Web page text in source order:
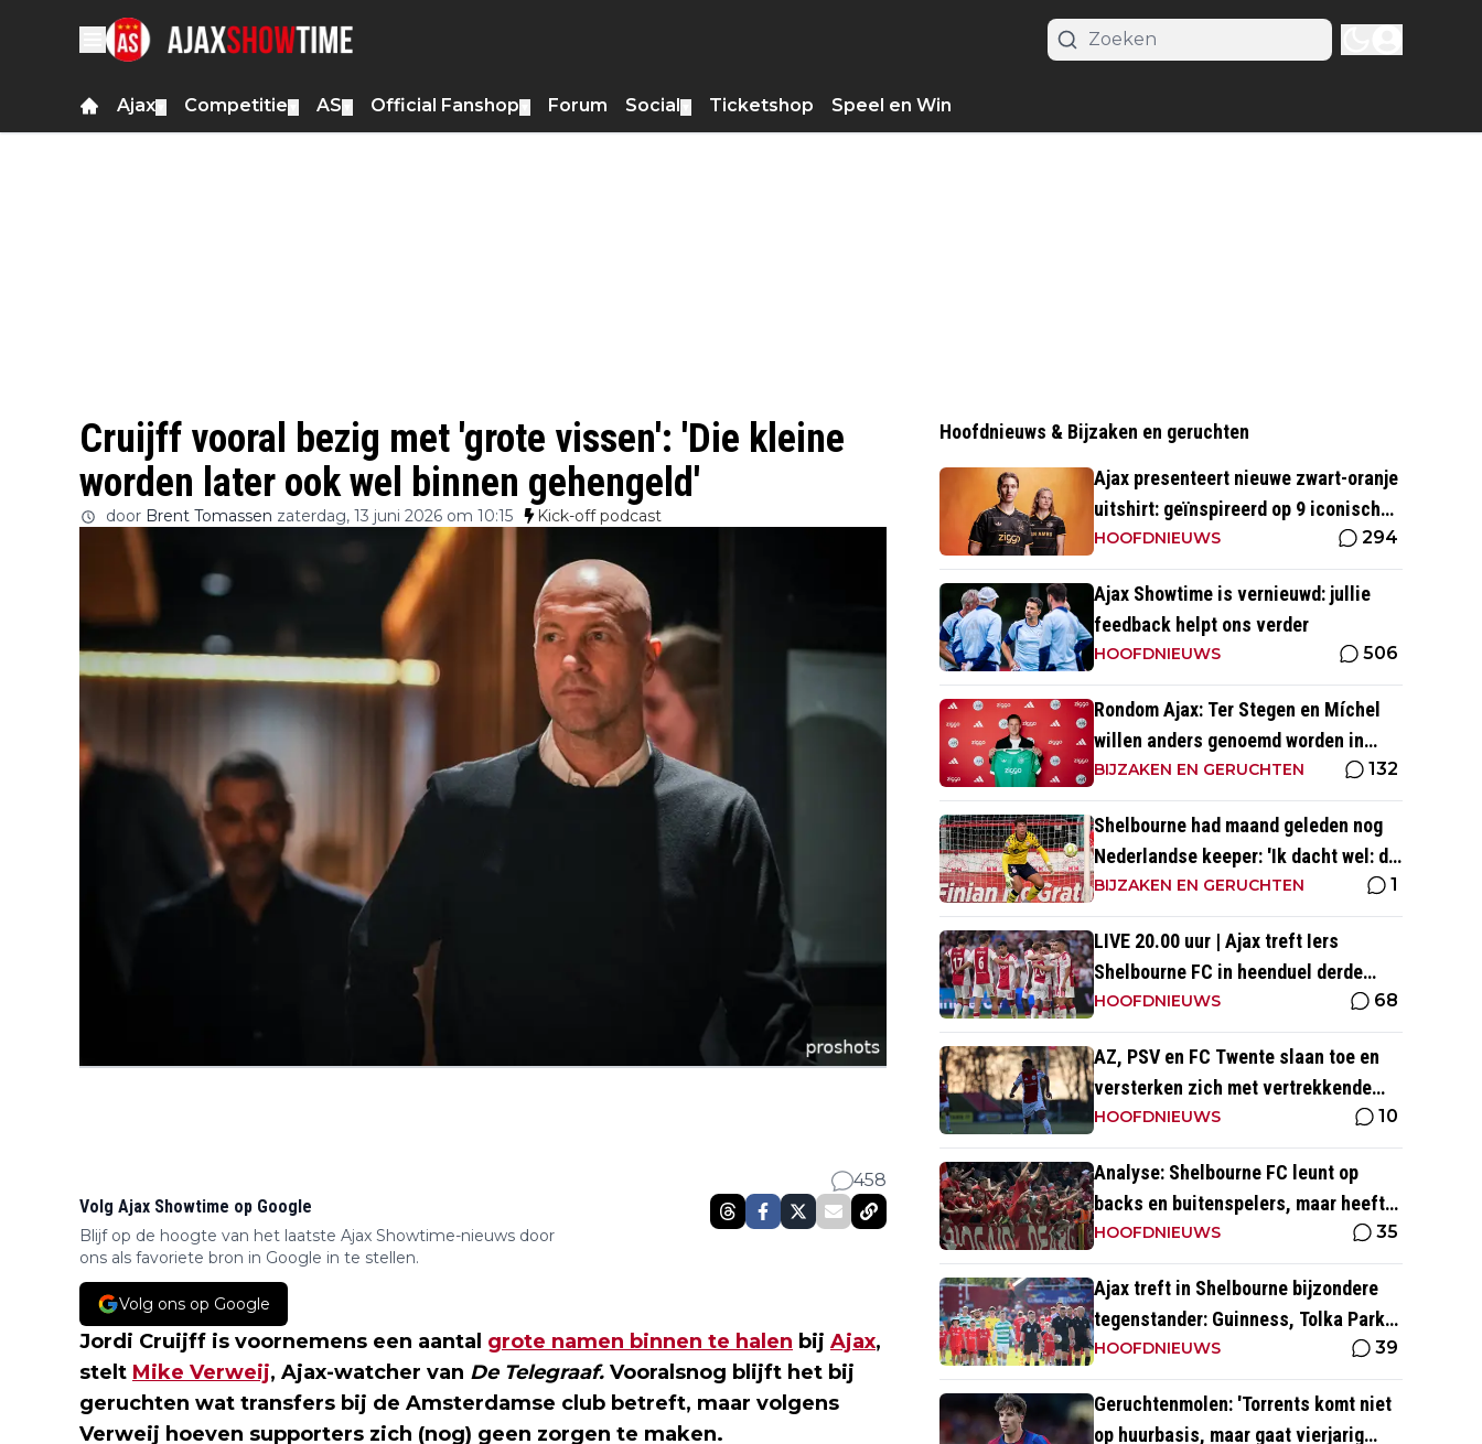
Ajax Competitie AS Official Fanshop Forum Social Ticketshop Speel en Win
Cruijff vooral bezig met 'grote vissen': 'Die kleine
worden later ook wel binnen gehengeld'
door Brent Tomassen zaterdag, 13 juni 2026 om 10:15 Kick-off podcast
458
Volg Ajax Showtime op Google
Blijf op de hoogte van het laatste Ajax Showtime-nieuws door
ons als favoriete bron in Google in te stellen.
Volg ons op Google
Jordi Cruijff is voornemens een aantal grote namen binnen te halen bij Ajax,
stelt Mike Verweij, Ajax-watcher van De Telegraaf. Vooralsnog blijft het bij
geruchten wat transfers bij de Amsterdamse club betreft, maar volgens
Verweij hoeven supporters zich (nog) geen zorgen te maken.
Hoofdnieuws & Bijzaken en geruchten
Ajax presenteert nieuwe zwart-oranje
uitshirt: geïnspireerd op 9 iconische
momenten uit clubhistorie
HOOFDNIEUWS 294
Ajax Showtime is vernieuwd: jullie
feedback helpt ons verder
HOOFDNIEUWS 506
Rondom Ajax: Ter Stegen en Míchel
willen anders genoemd worden in
media
BIJZAKEN EN GERUCHTEN 132
Shelbourne had maand geleden nog
Nederlandse keeper: 'Ik dacht wel: dit
is wel héél Iers'
BIJZAKEN EN GERUCHTEN 1
LIVE 20.00 uur | Ajax treft Iers
Shelbourne FC in heenduel derde
voorronde Conference League
HOOFDNIEUWS 68
AZ, PSV en FC Twente slaan toe en
versterken zich met vertrekkende
Ajax-talenten
HOOFDNIEUWS 10
Analyse: Shelbourne FC leunt op
backs en buitenspelers, maar heeft
restverdediging totaal niet op orde
HOOFDNIEUWS 35
Ajax treft in Shelbourne bijzondere
tegenstander: Guinness, Tolka Park
en bijzonder lage marktwaarde
HOOFDNIEUWS 39
Geruchtenmolen: 'Torrents komt niet
op huurbasis, maar gaat vierjarig